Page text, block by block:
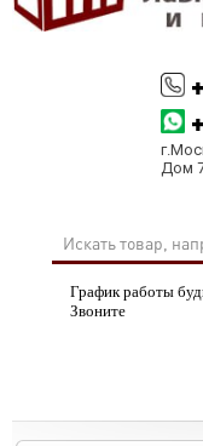
Дом
График работы
Звоните